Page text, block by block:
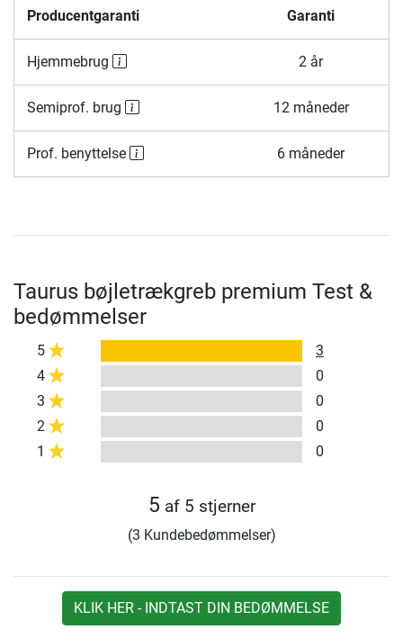
Producentgaranti Garanti
Hjemmebrug 2 år
Semiprof. brug 12 måneder
Prof. benyttelse 6 måneder
Taurus bøjletrækgreb premium Test &
bedømmelser
5
3
4
0
3
0
2
0
1
0
5 af 5 stjerner
(3 Kundebedømmelser)
KLIK HER - INDTAST DIN BEDØMMELSE